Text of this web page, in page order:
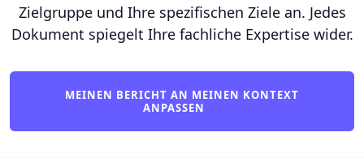
Zielgruppe und Ihre spezifischen Ziele an. Jedes
Dokument spiegelt Ihre fachliche Expertise wider.
MEINEN BERICHT AN MEINEN KONTEXT
ANPASSEN